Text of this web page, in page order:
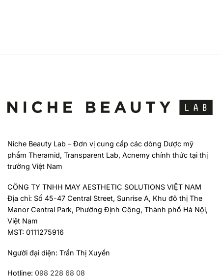
Niche Beauty Lab – Đơn vị cung cấp các dòng Dược mỹ
phẩm Theramid, Transparent Lab, Acnemy chính thức tại thị
trường Việt Nam
CÔNG TY TNHH MAY AESTHETIC SOLUTIONS VIỆT NAM
Địa chỉ: Số 45-47 Central Street, Sunrise A, Khu đô thị The
Manor Central Park, Phường Định Công, Thành phố Hà Nội,
Việt Nam
MST: 0111275916
Người đại diện: Trần Thị Xuyến
Hotline: 098 228 68 08